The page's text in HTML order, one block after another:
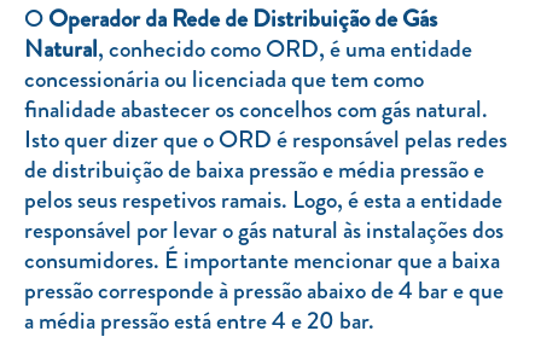
JUNTE-SE A NÓS
TARIFA SOCIAL
APP MOBILE
CONTADORES ELÉTRICOS
FATURAS
PRÉMIOS
EFICIÊNCIA ENERGÉTICA
FRAUDE E SEGURANÇA
OOperador da Rede de Distribuição de Gás
Natural, conhecido como ORD, é uma entidade
concessionária ou licenciada que tem como
finalidade abastecer os concelhos com gás natural.
Isto quer dizer que o ORD é responsável pelas redes
de distribuição de baixa pressão e média pressão e
pelos seus respetivos ramais. Logo, é esta a entidade
responsável por levar o gás natural às instalações dos
consumidores. É importante mencionar que a baixa
pressão corresponde à pressão abaixo de 4 bar e que
a média pressão está entre 4 e 20 bar.